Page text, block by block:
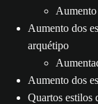
Aumento dos
arquétipo
Aumento dos
Quartos estilos